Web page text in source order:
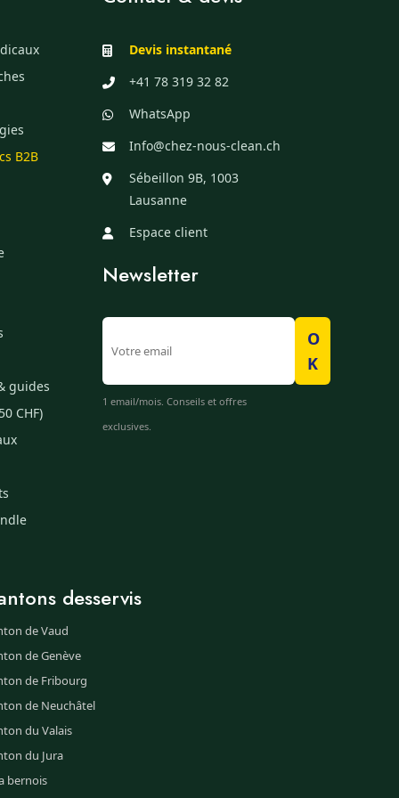
B2B
guides
CHF)
Devis instantané
+41 78 319 32 82
WhatsApp
Info@chez-nous-clean.ch
Sébeillon 9B, 1003
Lausanne
Espace client
Newsletter
O
K
1 email/mois. Conseils et offres
exclusives.
desservis
de Vaud
de Genève
de Fribourg
de Neuchâtel
du Valais
du Jura
bernois